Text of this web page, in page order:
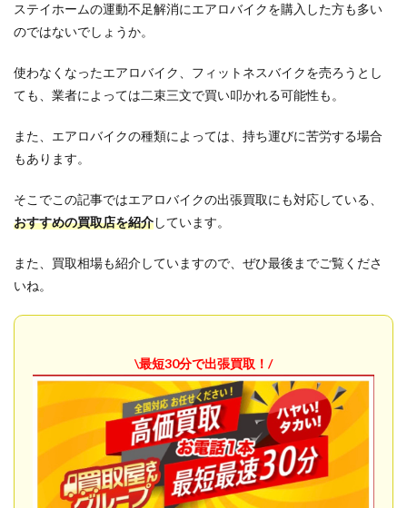
ステイホームの運動不足解消にエアロバイクを購入した方も多い
のではないでしょうか。
使わなくなったエアロバイク、フィットネスバイクを売ろうとし
ても、業者によっては二束三文で買い叩かれる可能性も。
また、エアロバイクの種類によっては、持ち運びに苦労する場合
もあります。
そこでこの記事ではエアロバイクの出張買取にも対応している、
おすすめの買取店を紹介しています。
また、買取相場も紹介していますので、ぜひ最後までご覧くださ
いね。
\最短30分で出張買取！ /